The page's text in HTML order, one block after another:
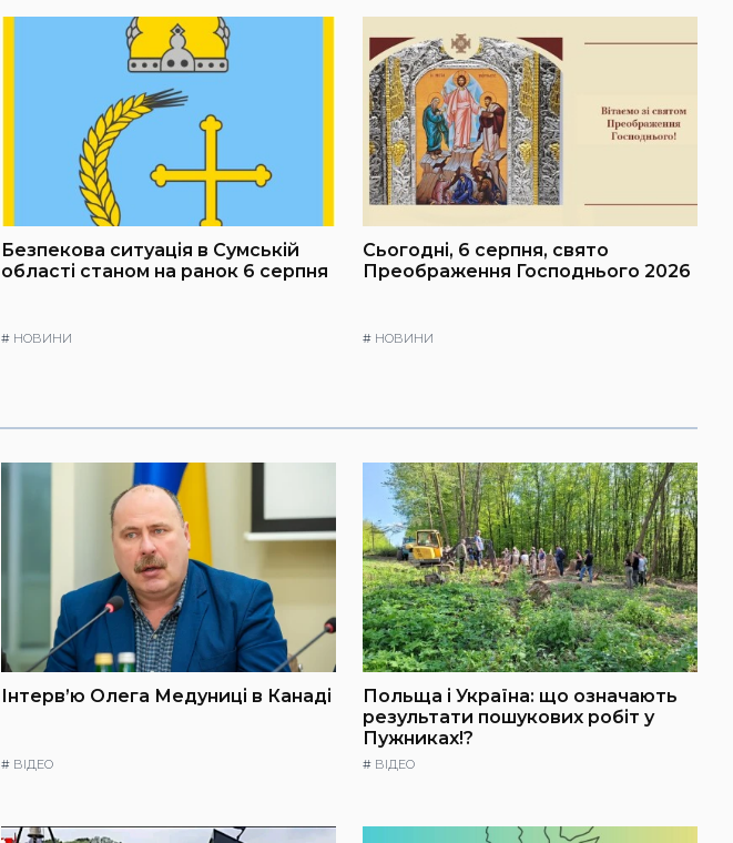
Безпекова ситуація в Сумській
області станом на ранок 6 серпня
# НОВИНИ
Сьогодні, 6 серпня, свято
Преображення Господнього 2026
# НОВИНИ
Інтерв’ю Олега Медуниці в Канаді
# ВІДЕО
Польща і Україна: що означають
результати пошукових робіт у
Пужниках!?
# ВІДЕО